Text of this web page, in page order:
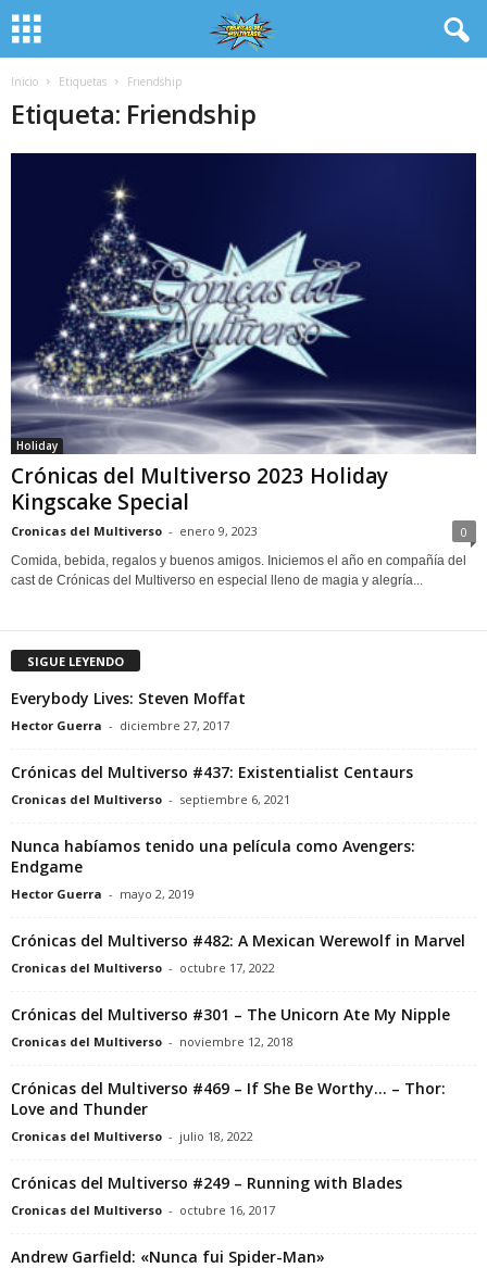
Inicio Etiquetas Friendship
Etiqueta: Friendship
Holiday
Crónicas del Multiverso 2023 Holiday
Kingscake Special
Cronicas del Multiverso - enero 9, 2023 0
Comida, bebida, regalos y buenos amigos. Iniciemos el año en compañía del
cast de Crónicas del Multiverso en especial lleno de magia y alegría...
SIGUE LEYENDO
Everybody Lives: Steven Moffat
Hector Guerra - diciembre 27, 2017
Crónicas del Multiverso #437: Existentialist Centaurs
Cronicas del Multiverso - septiembre 6, 2021
Nunca habíamos tenido una película como Avengers:
Endgame
Hector Guerra - mayo 2, 2019
Crónicas del Multiverso #482: A Mexican Werewolf in Marvel
Cronicas del Multiverso - octubre 17, 2022
Crónicas del Multiverso #301 – The Unicorn Ate My Nipple
Cronicas del Multiverso - noviembre 12, 2018
Crónicas del Multiverso #469 – If She Be Worthy… – Thor:
Love and Thunder
Cronicas del Multiverso - julio 18, 2022
Crónicas del Multiverso #249 – Running with Blades
Cronicas del Multiverso - octubre 16, 2017
Andrew Garfield: «Nunca fui Spider-Man»